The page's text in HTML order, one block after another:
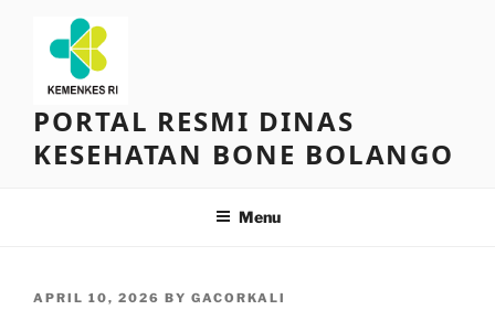
content
PORTAL RESMI DINAS
KESEHATAN BONE BOLANGO
Menu
POSTED
APRIL 10, 2026 BY GACORKALI